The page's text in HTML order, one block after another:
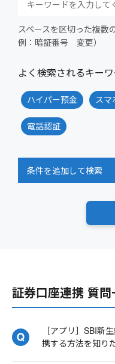
スペースを区切った複数
例：暗証番号 変更）
よく検索されるキー
ハイパー預金 スマ
電話認証
条件を追加して検索
証券口座連携 質問
［アプリ］SBI新
携する方法を知り